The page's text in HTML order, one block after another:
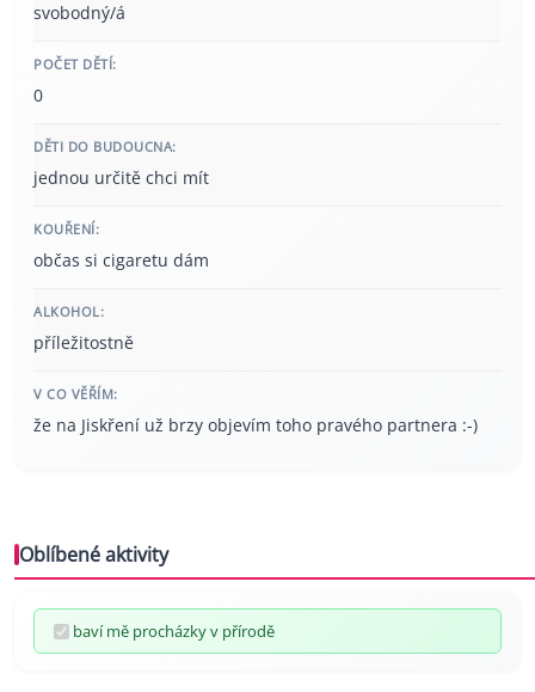
svobodný/á
POČET DĚTÍ:
0
DĚTI DO BUDOUCNA:
jednou určitě chci mít
KOUŘENÍ:
občas si cigaretu dám
ALKOHOL:
příležitostně
V CO VĚŘÍM:
že na Jiskření už brzy objevím toho pravého partnera :-)
Oblíbené aktivity
baví mě procházky v přírodě